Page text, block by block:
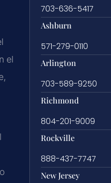
el
703-636-5417
Ashburn
571-279-0110
Arlington
703-589-9250
Richmond
804-201-9009
Rockville
888-437-7747
New Jersey